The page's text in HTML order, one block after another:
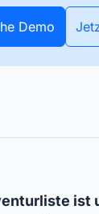
und
Demo
ist